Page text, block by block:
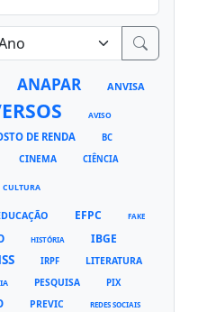
ANAPAR ANVISA
AVISO
DE RENDA BC
CINEMA CIÊNCIA
CULTURA
EFPC FAKE
HISTÓRIA IBGE
IRPF LITERATURA
PESQUISA PIX
PREVIC REDES SOCIAIS